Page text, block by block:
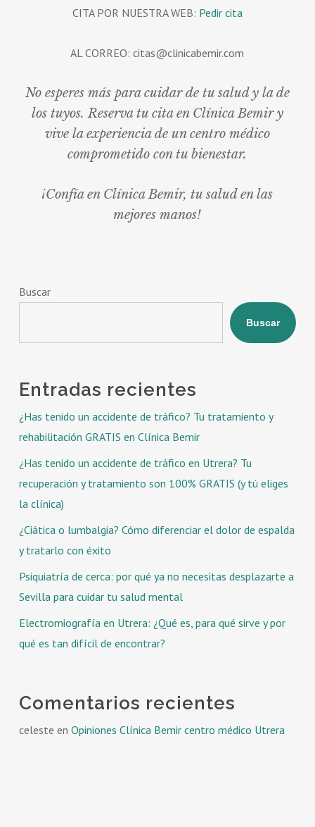
CITA POR NUESTRA WEB: Pedir cita
AL CORREO: citas@clinicabemir.com
No esperes más para cuidar de tu salud y la de
los tuyos. Reserva tu cita en Clínica Bemir y
vive la experiencia de un centro médico
comprometido con tu bienestar.
¡Confía en Clínica Bemir, tu salud en las
mejores manos!
Buscar
Buscar
Entradas recientes
¿Has tenido un accidente de tráfico? Tu tratamiento y
rehabilitación GRATIS en Clínica Bemir
¿Has tenido un accidente de tráfico en Utrera? Tu
recuperación y tratamiento son 100% GRATIS (y tú eliges
la clínica)
¿Ciática o lumbalgia? Cómo diferenciar el dolor de espalda
y tratarlo con éxito
Psiquiatría de cerca: por qué ya no necesitas desplazarte a
Sevilla para cuidar tu salud mental
Electromiografía en Utrera: ¿Qué es, para qué sirve y por
qué es tan difícil de encontrar?
Comentarios recientes
celeste en Opiniones Clínica Bemir centro médico Utrera